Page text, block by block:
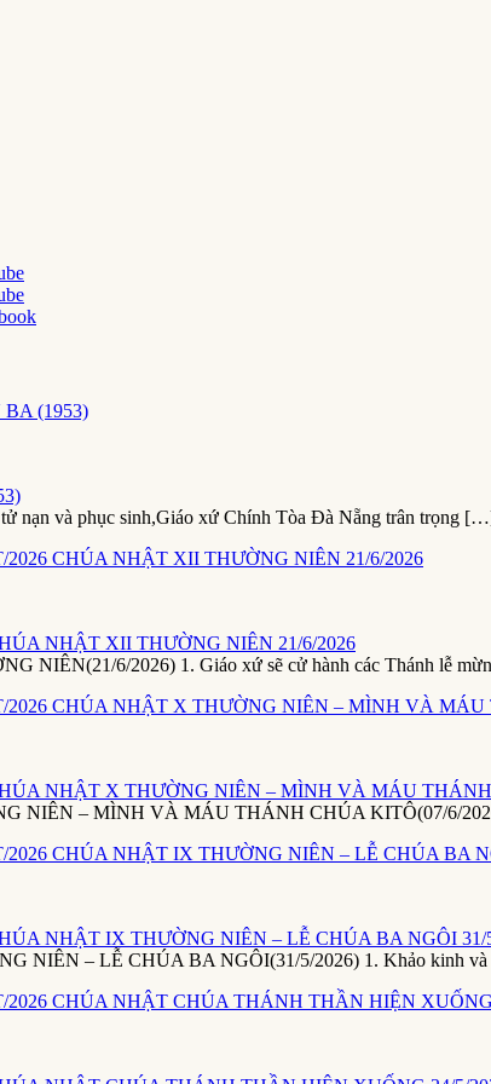
nạn và phục sinh,Giáo xứ Chính Tòa Đà Nẵng trân trọng
NHẬT XII THƯỜNG NIÊN 21/6/2026
NIÊN(21/6/2026) 1. Giáo xứ sẽ cử hành các Thánh lễ
NHẬT X THƯỜNG NIÊN – MÌNH VÀ MÁU
NIÊN – MÌNH VÀ MÁU THÁNH CHÚA KITÔ(07/6/
NHẬT IX THƯỜNG NIÊN – LỄ CHÚA BA NGÔI 31/
NIÊN – LỄ CHÚA BA NGÔI(31/5/2026) 1. Khảo kinh